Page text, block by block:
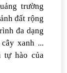
trường
đất rộng
đa dạng
xanh ...
tự hào của